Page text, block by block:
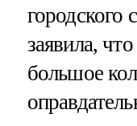
городского
заявила,
большое